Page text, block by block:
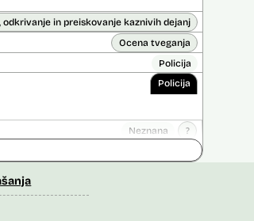
odkrivanje in preiskovanje kaznivih dejanj
Ocena tveganja
Policija
Policija
Neznana ?